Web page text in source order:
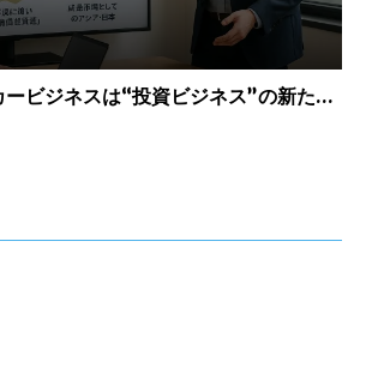
ービジネスは“投資ビジネス”の新た...